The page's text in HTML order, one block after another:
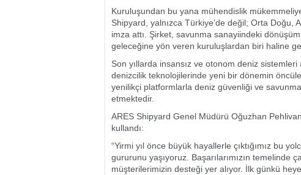
Kuruluşundan bu yana mühendislik
Shipyard, yalnızca Türkiye’de değil; Orta Doğu,
imza attı. Şirket, savunma sanayiindeki
geleceğine yön veren kuruluşlardan biri haline
Son yıllarda insansız ve otonom deniz sistemleri
denizcilik teknolojilerinde yeni bir dönemin
yenilikçi platformlarla deniz güvenliği ve
etmektedir.
ARES Shipyard Genel Müdürü Oğuzhan
kullandı:
“Yirmi yıl önce büyük hayallerle çıktığımız bu
gururunu yaşıyoruz. Başarılarımızın temelinde
müşterilerimizin desteği yer alıyor. İlk günkü